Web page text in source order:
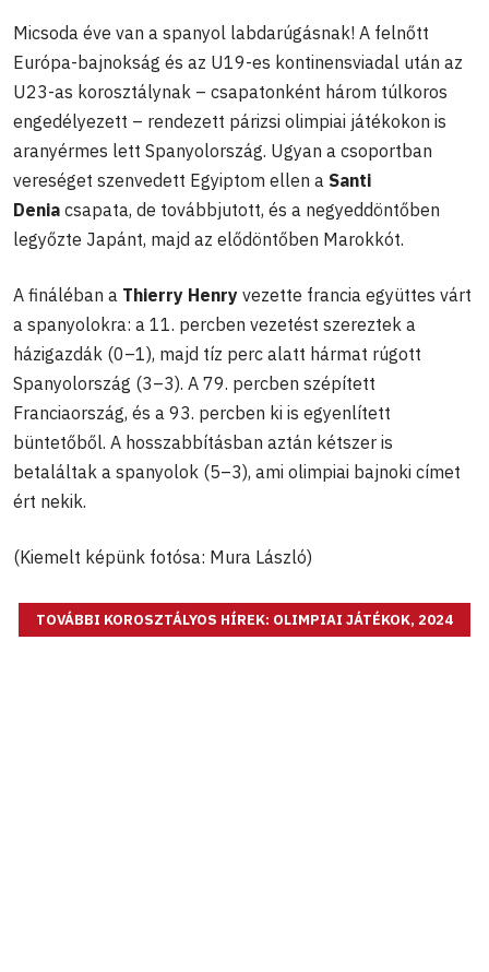
Micsoda éve van a spanyol labdarúgásnak! A felnőtt
Európa-bajnokság és az U19-es kontinensviadal után az
U23-as korosztálynak – csapatonként három túlkoros
engedélyezett – rendezett párizsi olimpiai játékokon is
aranyérmes lett Spanyolország. Ugyan a csoportban
vereséget szenvedett Egyiptom ellen a Santi
Denia csapata, de továbbjutott, és a negyeddöntőben
legyőzte Japánt, majd az elődöntőben Marokkót.
A fináléban a Thierry Henry vezette francia együttes várt
a spanyolokra: a 11. percben vezetést szereztek a
házigazdák (0–1), majd tíz perc alatt hármat rúgott
Spanyolország (3–3). A 79. percben szépített
Franciaország, és a 93. percben ki is egyenlített
büntetőből. A hosszabbításban aztán kétszer is
betaláltak a spanyolok (5–3), ami olimpiai bajnoki címet
ért nekik.
(Kiemelt képünk fotósa: Mura László)
TOVÁBBI KOROSZTÁLYOS HÍREK: OLIMPIAI JÁTÉKOK, 2024